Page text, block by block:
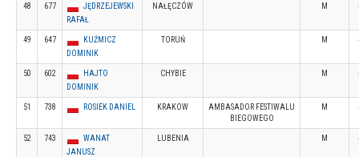
48 677
JĘDRZEJEWSKI
RAFAŁ
NAŁĘCZÓW M
49 647
KUŹMICZ
DOMINIK
TORUŃ M
50 602
HAJTO
DOMINIK
CHYBIE M
51 738 ROSIEK DANIEL KRAKOW
AMBASADOR FESTIWALU
BIEGOWEGO
M
52 743
WANAT
JANUSZ
LUBENIA M